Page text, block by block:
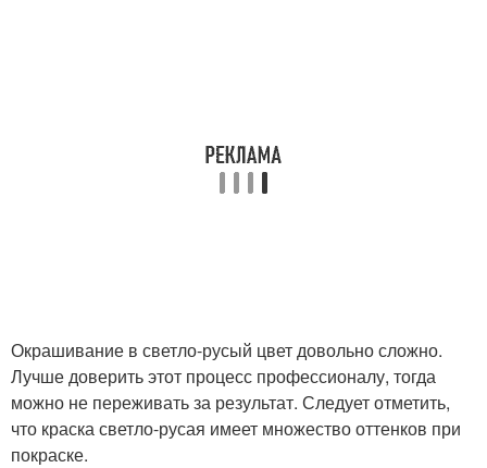
Окрашивание в светло-русый цвет довольно сложно.
Лучше доверить этот процесс профессионалу, тогда
можно не переживать за результат. Следует отметить,
что краска светло-русая имеет множество оттенков при
покраске.